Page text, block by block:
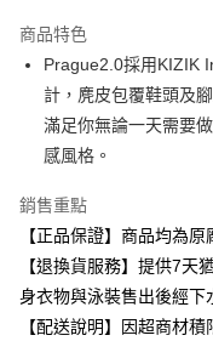
運送方式
全家取貨付款
每筆NT$80，滿NT$599(
每筆NT$80，滿NT$599(
7-11取貨付款
每筆NT$80，滿NT$599(
商品特色
Prague2.0採用KIZIK
計，麂皮包覆鞋頭及
滿足你無論一天需要
感風格。
銷售重點
【正品保證】商品均為
【退換貨服務】提供7天
身衣物與泳裝售出後經下
【配送說明】因超商材